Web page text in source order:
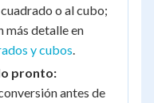
o al cubo;
más detalle en
y cubos
pronto:
antes de